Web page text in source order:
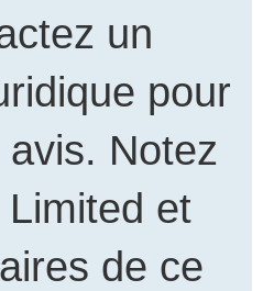
un
pour
Notez
et
de ce